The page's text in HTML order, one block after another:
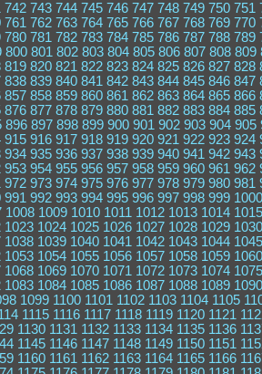
742 743 744 745 746 747 748 749 750 751
761 762 763 764 765 766 767 768 769 770
780 781 782 783 784 785 786 787 788 789
800 801 802 803 804 805 806 807 808 809
819 820 821 822 823 824 825 826 827 828
838 839 840 841 842 843 844 845 846 847
857 858 859 860 861 862 863 864 865 866
876 877 878 879 880 881 882 883 884 885
896 897 898 899 900 901 902 903 904 905
915 916 917 918 919 920 921 922 923 924
934 935 936 937 938 939 940 941 942 943
953 954 955 956 957 958 959 960 961 962
972 973 974 975 976 977 978 979 980 981
991 992 993 994 995 996 997 998 999 1000
1008 1009 1010 1011 1012 1013 1014 1015
1023 1024 1025 1026 1027 1028 1029 1030
1038 1039 1040 1041 1042 1043 1044 1045
1053 1054 1055 1056 1057 1058 1059 1060
1068 1069 1070 1071 1072 1073 1074 1075
1083 1084 1085 1086 1087 1088 1089 1090
1099 1100 1101 1102 1103 1104 1105
1115 1116 1117 1118 1119 1120 1121
1130 1131 1132 1133 1134 1135 1136
1145 1146 1147 1148 1149 1150 1151
1160 1161 1162 1163 1164 1165 1166